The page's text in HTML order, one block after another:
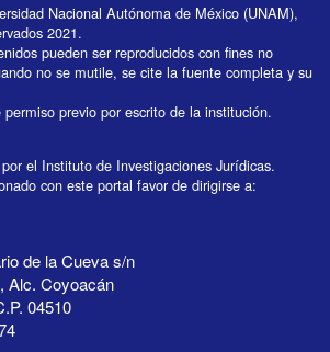
Nacional Autónoma de México (UNAM),
2021.
pueden ser reproducidos con fines no
no se mutile, se cite la fuente completa y su
previo por escrito de la institución.
el Instituto de Investigaciones Jurídicas.
con este portal favor de dirigirse a:
de la Cueva s/n
Alc. Coyoacán
04510